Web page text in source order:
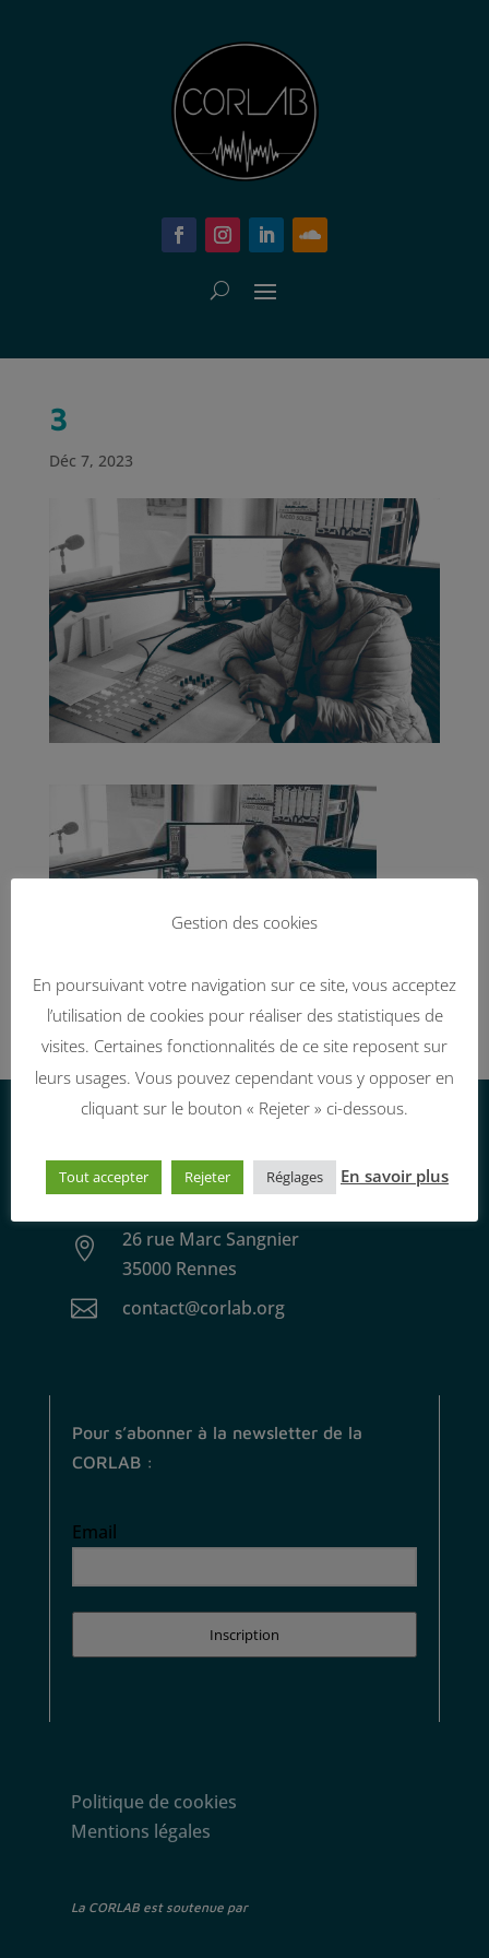
3
Déc 7, 2023
Nous contacter

26 rue Marc Sangnier
35000 Rennes
 contact@corlab.org
Pour s’abonner à la newsletter de la
CORLAB :
Email
Inscription
Politique de cookies
Mentions légales
La CORLAB est soutenue par
Gestion des cookies
En poursuivant votre navigation sur ce site, vous acceptez
l’utilisation de cookies pour réaliser des statistiques de
visites. Certaines fonctionnalités de ce site reposent sur
leurs usages. Vous pouvez cependant vous y opposer en
cliquant sur le bouton « Rejeter » ci-dessous.
Tout accepter Rejeter Réglages En savoir plus